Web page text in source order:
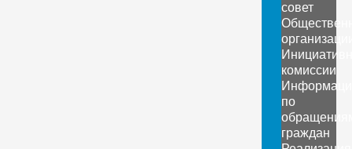
совет
комиссии
по
граждан